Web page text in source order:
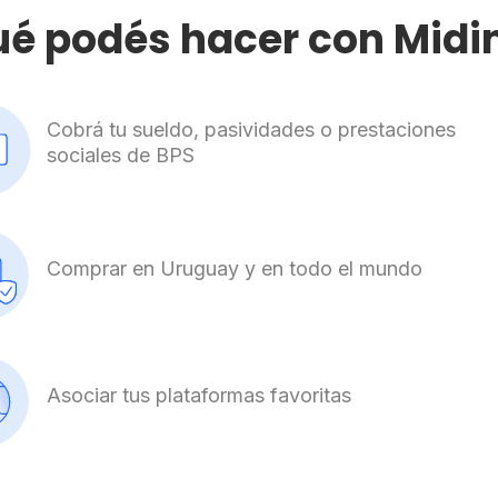
podés hacer con
Cobrá tu sueldo, pasividades o prestaciones
sociales de BPS
Comprar en Uruguay y en todo el mundo
Asociar tus plataformas favoritas